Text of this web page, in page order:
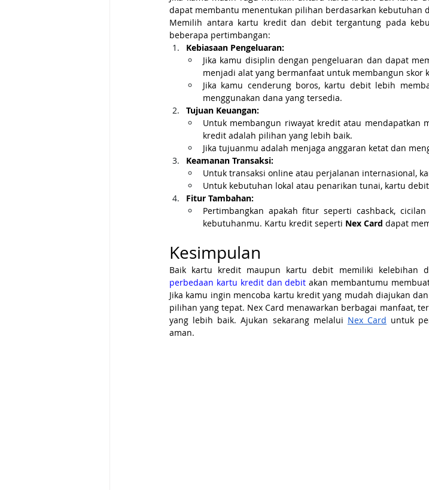
dapat membantu menentukan pilihan berdasarkan kebutuhan
Memilih antara kartu kredit dan debit tergantung pada
beberapa pertimbangan:
Kebiasaan Pengeluaran:
Jika kamu disiplin dengan pengeluaran dan dapat
menjadi alat yang bermanfaat untuk membangun skor
Jika kamu cenderung boros, kartu debit lebih
menggunakan dana yang tersedia.
Tujuan Keuangan:
Untuk membangun riwayat kredit atau mendapatkan
kredit adalah pilihan yang lebih baik.
Jika tujuanmu adalah menjaga anggaran ketat dan
Keamanan Transaksi:
Untuk transaksi online atau perjalanan internasional,
Untuk kebutuhan lokal atau penarikan tunai, kartu
Fitur Tambahan:
Pertimbangkan apakah fitur seperti cashback,
kebutuhanmu. Kartu kredit seperti Nex Card dapat
Kesimpulan
perbedaan kartu kredit dan debit akan membantumu
Jika kamu ingin mencoba kartu kredit yang mudah diajukan
pilihan yang tepat. Nex Card menawarkan berbagai manfaat,
yang lebih baik. Ajukan sekarang melalui Nex Card untuk
aman.